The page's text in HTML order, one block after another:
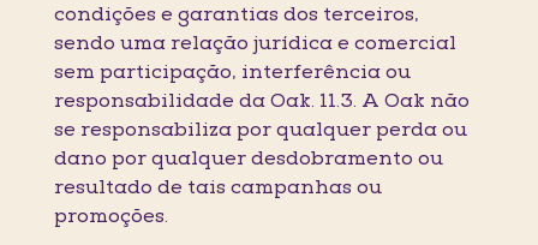
condições e garantias dos terceiros,
sendo uma relação jurídica e comercial
sem participação, interferência ou
responsabilidade da Oak. 11.3. A Oak não
se responsabiliza por qualquer perda ou
dano por qualquer desdobramento ou
resultado de tais campanhas ou
promoções.